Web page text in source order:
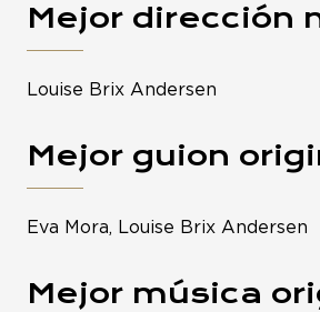
Mejor dirección
Louise Brix Andersen
Mejor guion
Eva Mora, Louise Brix Andersen
Mejor música